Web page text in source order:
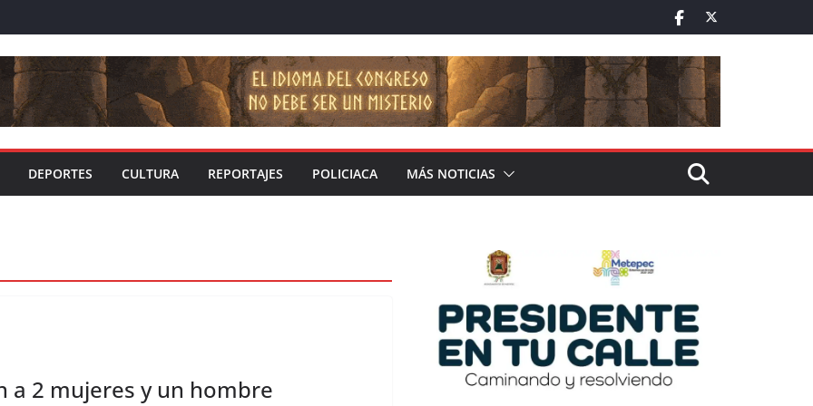
DEPORTES CULTURA REPORTAJES POLICIACA MÁS NOTICIAS
a 2 mujeres y un hombre